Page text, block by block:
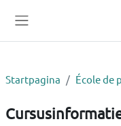
Startpagina École de